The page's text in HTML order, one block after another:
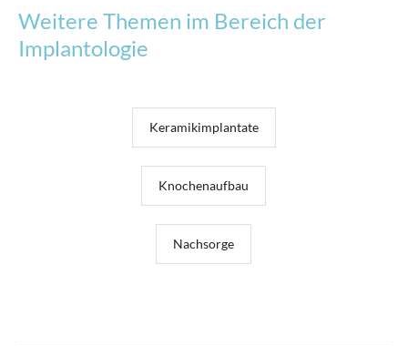
Weitere Themen im Bereich der
Implantologie
Keramikimplantate
Knochenaufbau
Nachsorge